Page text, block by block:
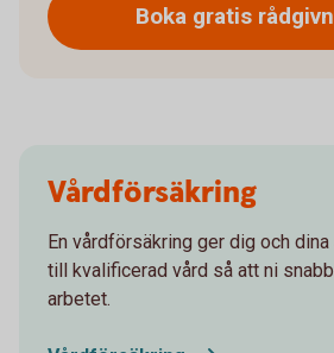
Boka gratis
Vårdförsäkring
En vårdförsäkring ger dig och
till kvalificerad vård så att ni
arbetet.